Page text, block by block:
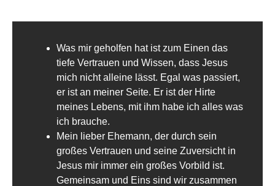
Was mir geholfen hat ist zum Einen das
tiefe Vertrauen und Wissen, dass Jesus
mich nicht alleine lässt. Egal was passiert,
er ist an meiner Seite. Er ist der Hirte
meines Lebens, mit ihm habe ich alles was
ich brauche.
Mein lieber Ehemann, der durch sein
großes Vertrauen und seine Zuversicht in
Jesus mir immer ein großes Vorbild ist.
Gemeinsam und Eins sind wir zusammen